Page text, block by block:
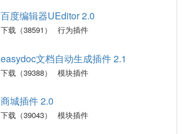
百度编辑器UEditor 2.0
下载（38591） 行为插件
easydoc文档自动生成插件 2.1
下载（39388） 模块插件
商城插件 2.0
下载（39043） 模块插件